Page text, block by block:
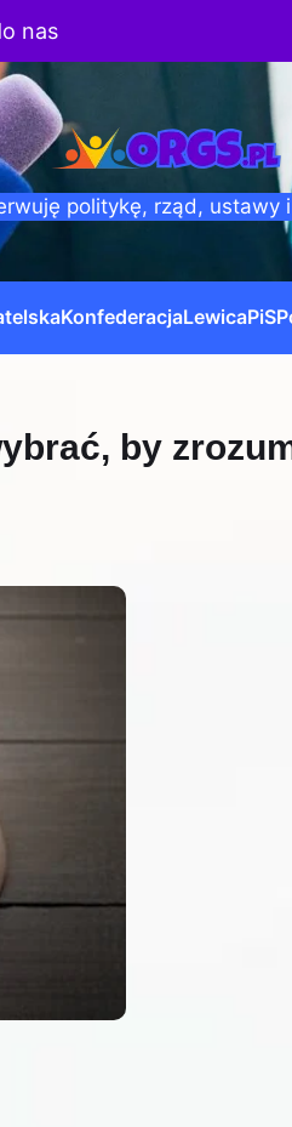
nas
politykę, rząd, ustawy
KonfederacjaLewicaPiS
by